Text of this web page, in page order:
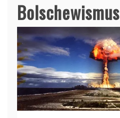
Bolschewismus